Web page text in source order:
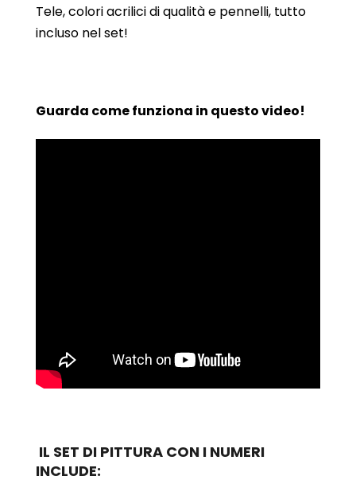
Tele, colori acrilici di qualità e pennelli, tutto
incluso nel set!
Guarda come funziona in questo video!
IL SET DI PITTURA CON I NUMERI
INCLUDE: